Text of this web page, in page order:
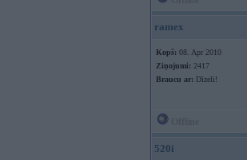
ramex
Kopš: 08. Apr 2010
Ziņojumi: 2417
Braucu ar: Dīzeli!
520i